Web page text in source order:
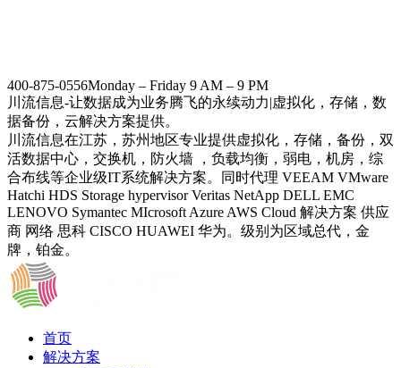
400-875-0556Monday – Friday 9 AM – 9 PM
川流信息-让数据成为业务腾飞的永续动力|虚拟化，存储，数
据备份，云解决方案提供。
川流信息在江苏，苏州地区专业提供虚拟化，存储，备份，双
活数据中心，交换机，防火墙 ，负载均衡，弱电，机房，综
合布线等企业级IT系统解决方案。同时代理 VEEAM VMware
Hatchi HDS Storage hypervisor Veritas NetApp DELL EMC
LENOVO Symantec MIcrosoft Azure AWS Cloud 解决方案 供应
商 网络 思科 CISCO HUAWEI 华为。级别为区域总代，金
牌，铂金。
首页
解决方案